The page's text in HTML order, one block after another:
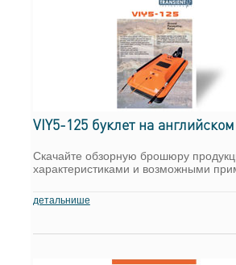
VIY5-125 буклет на английском
Скачайте обзорную брошюру
характеристиками и возможными
детальнише